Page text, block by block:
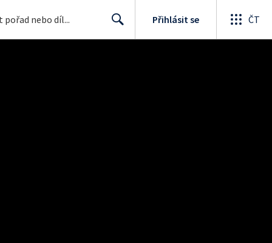
Přihlásit se ČT